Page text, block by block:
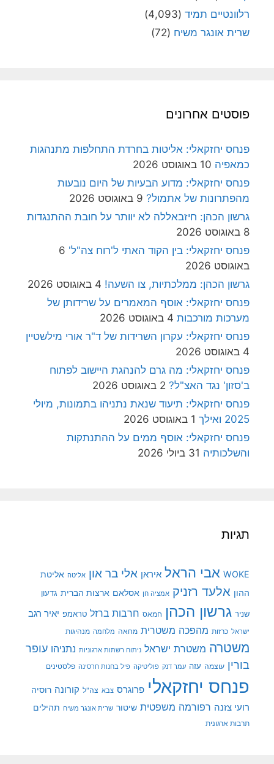
רלוונטיים תמיד (4,093)
שרית אונגר משיח (72)
פוסטים אחרונים
פנחס יחזקאלי: אליטות בחרדת התחלפות מתנהגות
כמאפיה 10 באוגוסט 2026
פנחס יחזקאלי: מדוע הבעיות של היום נובעות
מהפתרונות של אתמול? 9 באוגוסט 2026
גרשון הכהן: חיזבאללה לא יוותר על חובת ההתנגדות
8 באוגוסט 2026
פנחס יחזקאלי: בין הקוד האתי ל'רוח צה"ל' 6
באוגוסט 2026
גרשון הכהן: ממלכתיות, צו השעה! 4 באוגוסט 2026
פנחס יחזקאלי: אוסף המאמרים על שרידותן של
מערכות מורכבות 4 באוגוסט 2026
פנחס יחזקאלי: עקרון השרידות של ד"ר אורי מילשטיין
4 באוגוסט 2026
פנחס יחזקאלי: מה גרם להנהגת היישוב לפתוח
ב'סזון' נגד האצ"ל? 2 באוגוסט 2026
פנחס יחזקאלי: תיעוד שנאת נתניהו בתמונות, מיולי
2025 ואילך
1 באוגוסט 2026
פנחס יחזקאלי: אוסף ממים על ההתנתקות
והשלכותיה 31 ביולי 2026
תגיות
WOKE אבי הראל איראן אלי בר און אליטה אליטת
ההון אלעד רזניק אמציה חן אסלאם ארצות הברית גדעון
שניר גרשון הכהן חמאס חרבות ברזל טראמפ יאיר רגב
ישראל כרזות מהפכה משטרית מחאה מלחמה מנהיגות
משטרה משטרת ישראל ניתוח רשתות ארגוניות נתניהו עופר
בורין עוצמה עזה עמר דנק פוליטיקה פיל בחנות חרסינה פלסטינים
פנחס יחזקאלי פרוגרס צבא צה"ל קורונה רוסיה
רועי צזנה רפורמה משפטית שיטור שרית אונגר משיח תהילים
תרבות ארגונית